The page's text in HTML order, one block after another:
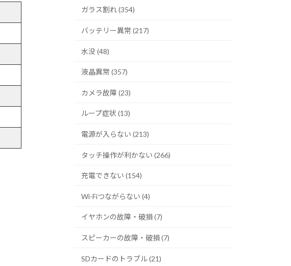
ガラス割れ (354)
バッテリー異常 (217)
水没 (48)
液晶異常 (357)
カメラ故障 (23)
ループ症状 (13)
電源が入らない (213)
タッチ操作が利かない (266)
充電できない (154)
Wi-Fiつながらない (4)
イヤホンの故障・破損 (7)
スピーカーの故障・破損 (7)
SDカードのトラブル (21)